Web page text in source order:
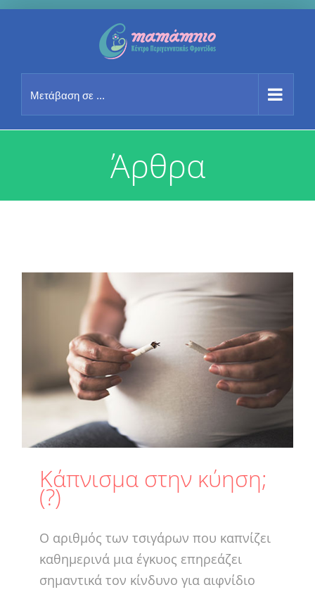
Μετάβαση σε ...
Άρθρα
Κάπνισμα στην κύηση;
(?)
Ο αριθμός των τσιγάρων που καπνίζει
καθημερινά μια έγκυος επηρεάζει
σημαντικά τον κίνδυνο για αιφνίδιο